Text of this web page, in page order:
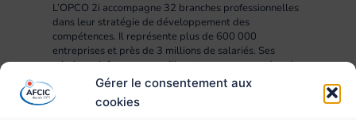
Gérer le consentement aux
cookies
L’OPCO 2i accompagne 32 branches professionnelles
dans leur stratégie de développement des
compétences. Il représente plus de 600 000
entreprises et près de 3 millions de salariés. Ses
missions : informer, conseiller et accompagner dans la
mise en œuvre des projets RH, compétences,
formation et apprentissage.